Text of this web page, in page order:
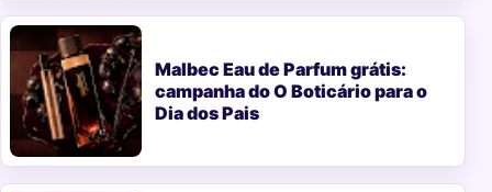
Malbec Eau de Parfum grátis:
campanha do O Boticário para o
Dia dos Pais